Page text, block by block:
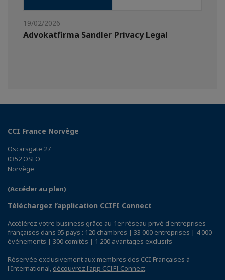
19/02/2026
Advokatfirma Sandler Privacy Legal
CCI France Norvège
Oscarsgate 27
0352 OSLO
Norvège
(Accéder au plan)
Téléchargez l’application CCIFI Connect
Accélérez votre business grâce au 1er réseau privé d'entreprises
françaises dans 95 pays : 120 chambres | 33 000 entreprises | 4 000
événements | 300 comités | 1 200 avantages exclusifs
Réservée exclusivement aux membres des CCI Françaises à
l'International, découvrez l'app CCIFI Connect.